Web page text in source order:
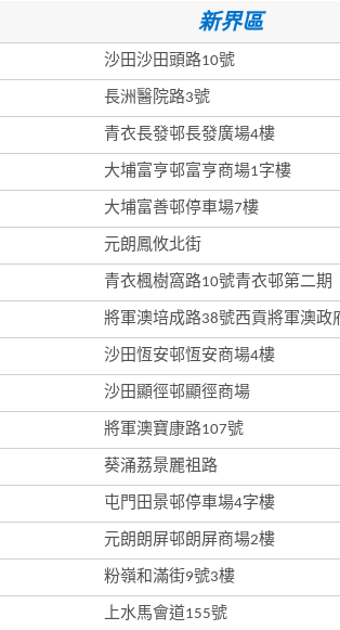
新界區
沙田沙田頭路10號
長洲醫院路3號
青衣長發邨長發廣場4樓
大埔富亨邨富亨商場1字樓
大埔富善邨停車場7樓
元朗鳳攸北街
青衣楓樹窩路10號青衣邨第二期
將軍澳培成路38號西貢將軍澳政
沙田恆安邨恆安商場4樓
沙田顯徑邨顯徑商場
將軍澳寶康路107號
葵涌荔景麗祖路
屯門田景邨停車場4字樓
元朗朗屏邨朗屏商場2樓
粉嶺和滿街9號3樓
上水馬會道155號